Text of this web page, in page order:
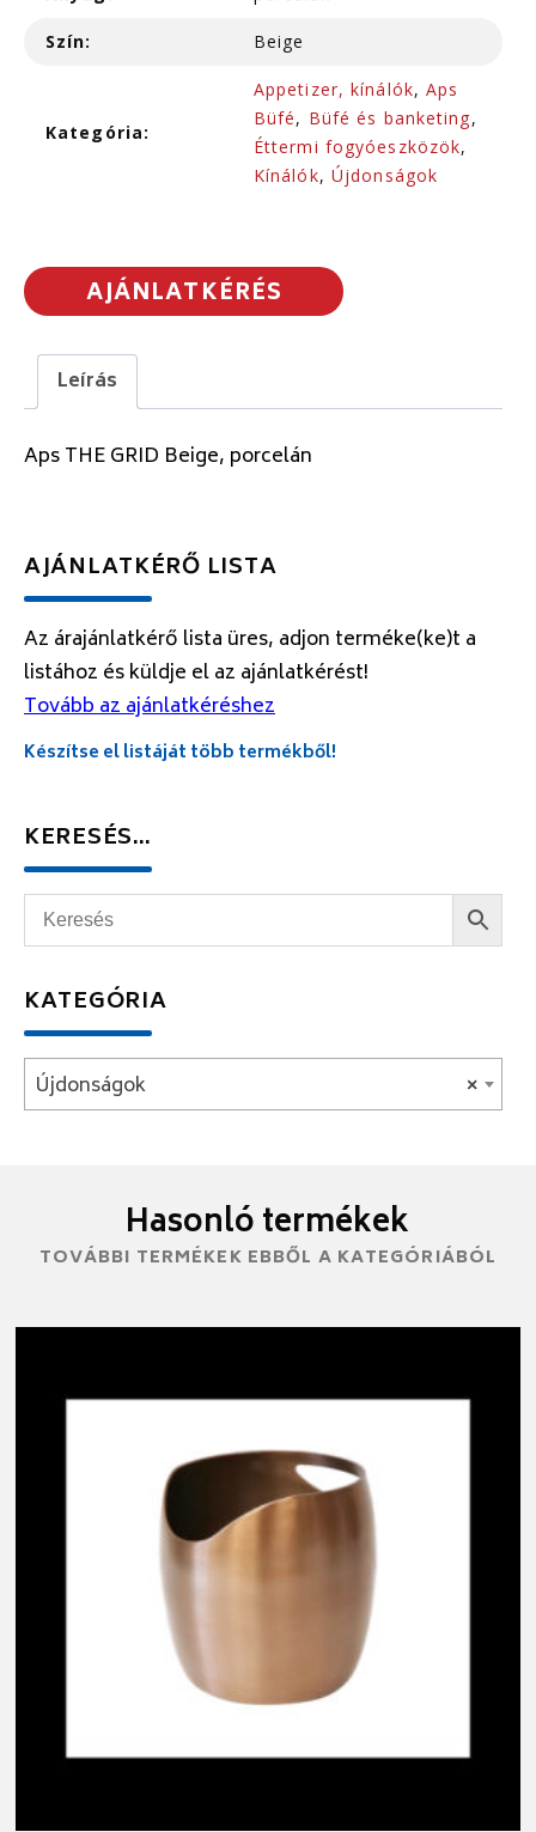
Szín: Beige
Kategória:
Appetizer, kínálók,Aps
Büfé, Büfé és banketing,
Éttermi fogyóeszközök,
Kínálók, Újdonságok
AJÁNLATKÉRÉS
Leírás
Aps THE GRID Beige, porcelán
AJÁNLATKÉRŐ LISTA
Az árajánlatkérő lista üres, adjon terméke(ke)t a
listához és küldje el az ajánlatkérést!
Tovább az ajánlatkéréshez
Készítse el listáját több termékből!
KERESÉS…
KATEGÓRIA
×
Újdonságok
Hasonló termékek
TOVÁBBI TERMÉKEK EBBŐL A KATEGÓRIÁBÓL